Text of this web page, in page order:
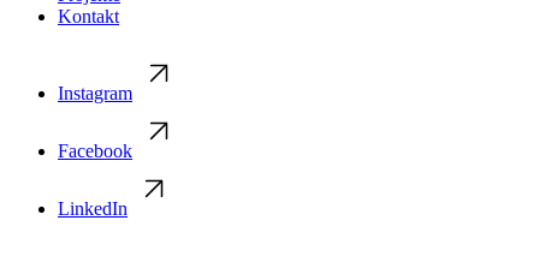
Kontakt
Instagram
Facebook
LinkedIn